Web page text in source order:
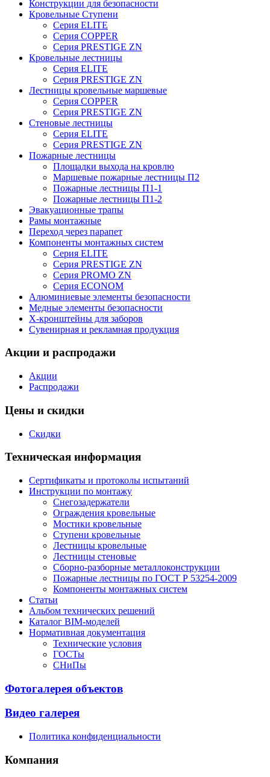
Конструкции для безопасности
Кровельные Ступени
Серия ELITE
Серия COPPER
Серия PRESTIGE ZN
Кровельные лестницы
Серия ELITE
Серия PRESTIGE ZN
Лестницы кровельные маршевые
Серия COPPER
Серия PRESTIGE ZN
Стеновые лестницы
Серия ELITE
Серия PRESTIGE ZN
Пожарные лестницы
Площадки выхода на кровлю
Маршевые пожарные лестницы П2
Пожарные лестницы П1-1
Пожарные лестницы П1-2
Эвакуационные трапы
Рамы монтажные
Переход через парапет
Компоненты монтажных систем
Серия ELITE
Серия PRESTIGE ZN
Серия PROMO ZN
Серия ECONOM
Алюминиевые элементы безопасности
Медные элементы безопасности
X-кронштейны для заборов
Сувенирная и рекламная продукция
Акции и распродажи
Акции
Распродажи
Цены и скидки
Скидки
Техническая информация
Сертификаты и протоколы испытаний
Инструкции по монтажу
Снегозадержатели
Ограждения кровельные
Мостики кровельные
Ступени кровельные
Лестницы кровельные
Лестницы стеновые
Сборно-разборные металлоконструкции
Пожарные лестницы по ГОСТ Р 53254-2009
Компоненты монтажных систем
Статьи
Альбом технических решений
Каталог BIM-моделей
Нормативная документация
Технические условия
ГОСТы
СНиПы
Фотогалерея объектов
Видео галерея
Политика конфиденциальности
Компания